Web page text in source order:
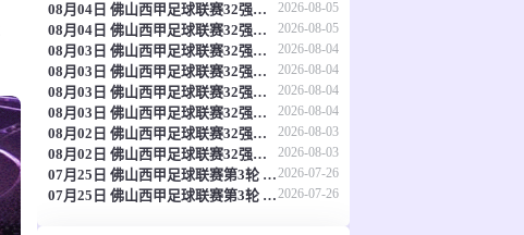
08月04日 佛山西甲足球联赛32强淘汰赛 肇庆恒骏成 VS 三七互娱 全场录像 2026-08-05
08月04日 佛山西甲足球联赛32强淘汰赛 藝品高國際 VS 湛江狂狼·粵辉能源 全场录像 2026-08-05
08月03日 佛山西甲足球联赛32强淘汰赛 广州求信 VS 顺德新青年 全场录像 2026-08-04
08月03日 佛山西甲足球联赛32强淘汰赛 大塘控股 VS 茂名市点都得 全场录像 2026-08-04
08月03日 佛山西甲足球联赛32强淘汰赛 广东凤铝 VS 湛江八部科技 全场录像 2026-08-04
08月03日 佛山西甲足球联赛32强淘汰赛 三水乐民兴健力宝 VS 中国澳门澳科精英 全场录像 2026-08-04
08月02日 佛山西甲足球联赛32强淘汰赛 广东葆德澳美 VS 白坭兴龙 全场录像 2026-08-03
08月02日 佛山西甲足球联赛32强淘汰赛 吉图省实青年 VS 德兢艾捷斯 全场录像 2026-08-03
07月25日 佛山西甲足球联赛第3轮 中国香港横市樱花 VS 吉图省实青年 全场录像2026-07-26
07月25日 佛山西甲足球联赛第3轮 贪玩游戏 VS 广州戴拿模 全场录像2026-07-26